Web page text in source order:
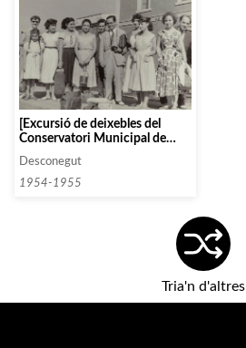
[Excursió de deixebles del
Conservatori Municipal de
Montmeló]
Desconegut
1954-1955
Tria'n d'altres